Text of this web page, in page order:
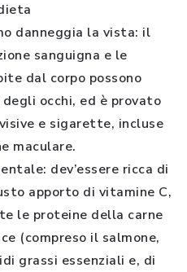
danneggia la vista: il
sanguigna e le
dal corpo possono
occhi, ed è provato
e sigarette, incluse
maculare.
dev’essere ricca di
apporto di vitamine C,
le proteine della carne
(compreso il salmone,
grassi essenziali e, di